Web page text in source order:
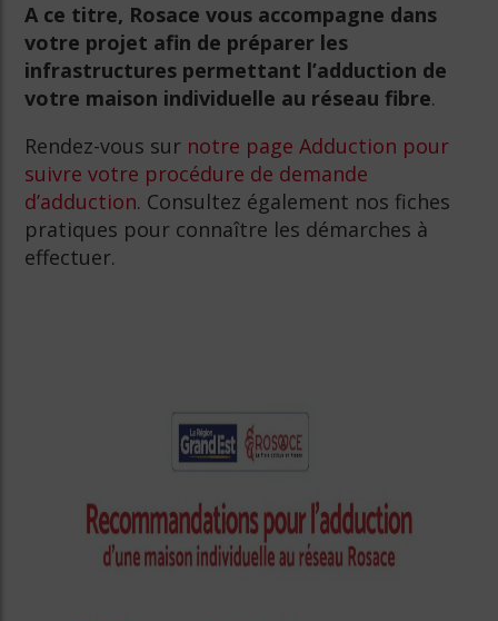
A ce titre, Rosace vous accompagne dans
votre projet afin de préparer les
infrastructures permettant l’adduction de
votre maison individuelle au réseau fibre.
Rendez-vous sur notre page Adduction pour
suivre votre procédure de demande
d’adduction. Consultez également nos fiches
pratiques pour connaître les démarches à
effectuer.